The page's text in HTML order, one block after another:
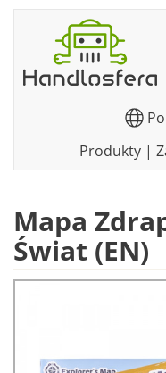
Produkty|
Mapa
Świat (EN)